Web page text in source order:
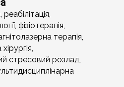
фізіотерапія,
терапія,
стресовий розлад,